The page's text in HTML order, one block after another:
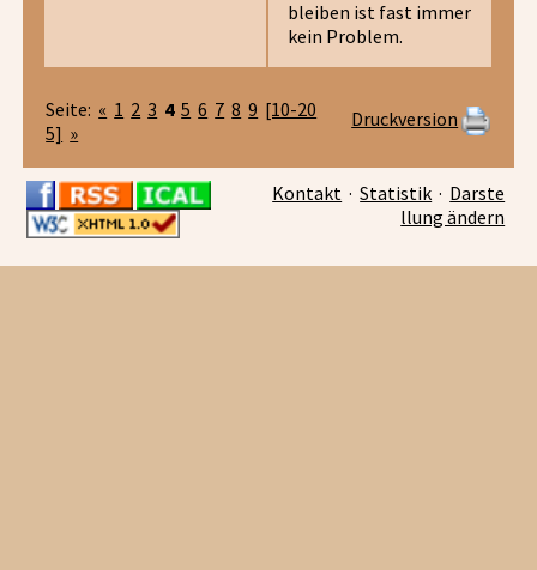
bleiben ist fast immer
kein Problem.
Seite: « 1 2 3 45 6 7 8 9 [10-20
5] »
Druckversion
Kontakt ·Statistik · Darste
llung ändern